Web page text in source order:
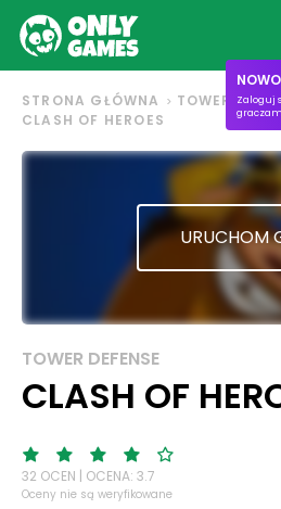
Zaloguj
STRONA GŁÓWNA
TOWER
CLASH OF HEROES
URUCHOM
TOWER DEFENSE
CLASH OF
32 OCEN | OCENA: 3.7
Oceny nie są weryfikowane